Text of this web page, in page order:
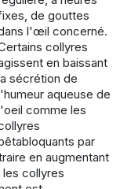
de gouttes
l'œil concerné.
collyres
en baissant
sécrétion de
aqueuse de
comme les
par
en augmentant
collyres